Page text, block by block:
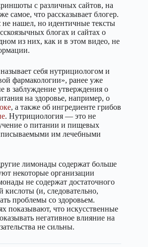
с различных сайтов, на
самое, что рассказывает блогер.
не нашел, но идентичные тексты
блогах и сайтах о
из них, как и в этом видео, не
себя нутрициологом и
фармакологии», ранее уже
в заблуждение утверждения о
на здоровье, например, о
, а также об ингредиенте грибов
. Нутрициология — это не
о питании и пищевых
им лечебными
лимонады содержат больше
некоторые организации
не содержат достаточного
кислоты (и, следовательно,
проблемы со здоровьем.
показывают, что искусственные
негативное влияние на
не сильны.